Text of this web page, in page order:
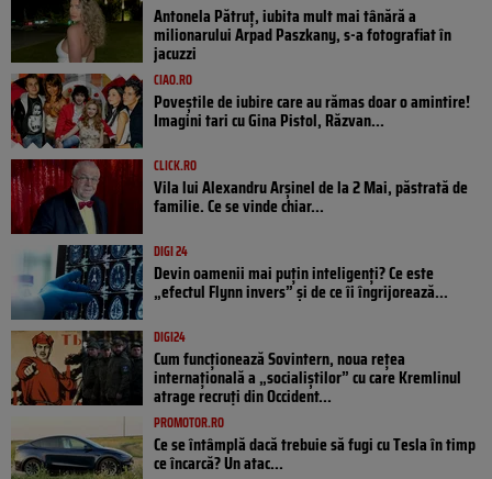
Antonela Pătruț, iubita mult mai tânără a
milionarului Arpad Paszkany, s-a fotografiat în
jacuzzi
CIAO.RO
Poveştile de iubire care au rămas doar o amintire!
Imagini tari cu Gina Pistol, Răzvan...
CLICK.RO
Vila lui Alexandru Arșinel de la 2 Mai, păstrată de
familie. Ce se vinde chiar...
DIGI 24
Devin oamenii mai puțin inteligenți? Ce este
„efectul Flynn invers” și de ce îi îngrijorează...
DIGI24
Cum funcționează Sovintern, noua rețea
internațională a „socialiștilor” cu care Kremlinul
atrage recruți din Occident...
PROMOTOR.RO
Ce se întâmplă dacă trebuie să fugi cu Tesla în timp
ce încarcă? Un atac...